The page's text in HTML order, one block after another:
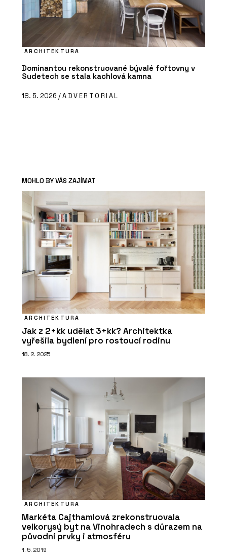
ARCHITEKTURA
Dominantou rekonstruované bývalé fořtovny v
Sudetech se stala kachlová kamna
18. 5. 2026 /ADVERTORIAL
MOHLO BY VÁS ZAJÍMAT
ARCHITEKTURA
Jak z 2+kk udělat 3+kk? Architektka
vyřešila bydlení pro rostoucí rodinu
18. 2. 2025
ARCHITEKTURA
Markéta Cajthamlová zrekonstruovala
velkorysý byt na Vinohradech s důrazem na
původní prvky i atmosféru
1. 5. 2019